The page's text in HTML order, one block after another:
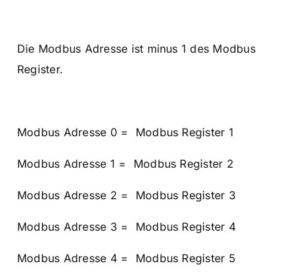
Die Modbus Adresse ist minus 1 des Modbus
Register.
Modbus Adresse 0 = Modbus Register 1
Modbus Adresse 1 = Modbus Register 2
Modbus Adresse 2 = Modbus Register 3
Modbus Adresse 3 = Modbus Register 4
Modbus Adresse 4 = Modbus Register 5